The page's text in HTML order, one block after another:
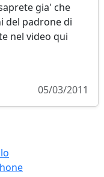
gia' che
del padrone di
nel video qui
05/03/2011